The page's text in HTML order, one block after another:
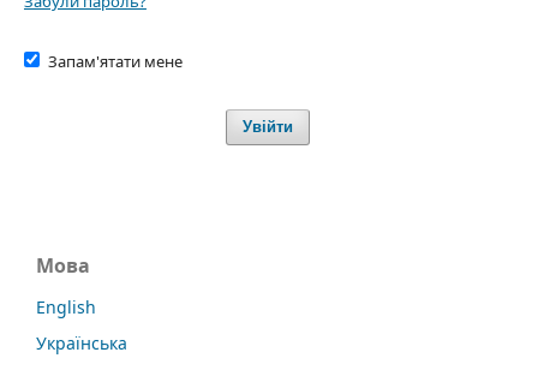
Запам'ятати мене
Увійти
Мова
English
Українська